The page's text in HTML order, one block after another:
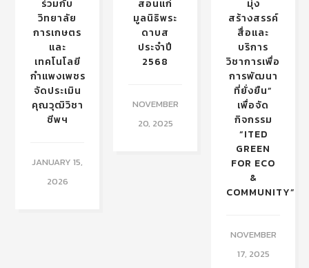
ร่วมกับ
วิทยาลัย
การเกษตร
และ
เทคโนโลยี
กำแพงเพชร
จัดประเมิน
คุณวุฒิวิชา
ชีพฯ
JANUARY 15,
2026
สอนแก่
มูลนิธิพระ
ดาบส
ประจำปี
2568
NOVEMBER
20, 2025
มุ่ง
สร้างสรรค์
สื่อและ
บริการ
วิชาการเพื่อ
การพัฒนา
ที่ยั่งยืน”
เพื่อจัด
กิจกรรม
“ITED
GREEN
FOR ECO
&
COMMUNITY”
NOVEMBER
17, 2025